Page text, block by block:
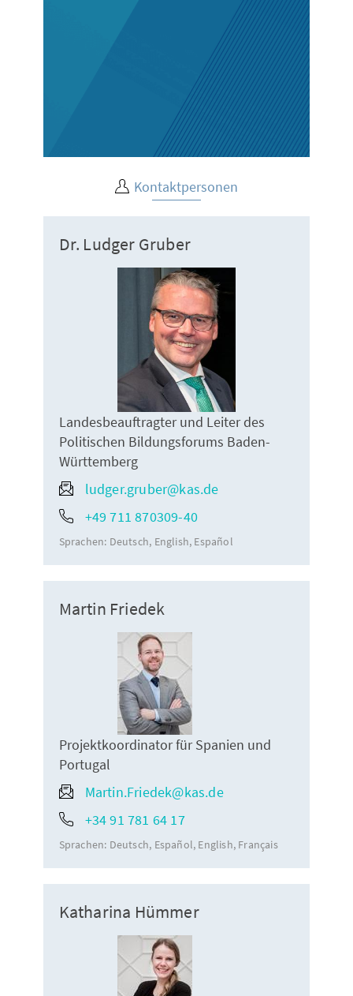
Kontaktpersonen
Dr. Ludger Gruber
Landesbeauftragter und Leiter des
Politischen Bildungsforums Baden-
Württemberg
ludger.gruber@kas.de
+49 711 870309-40
Sprachen: Deutsch English Español
Martin Friedek
Projektkoordinator für Spanien und
Portugal
Martin.Friedek@kas.de
+34 91 781 64 17
Sprachen: Deutsch Español English Français
Katharina Hümmer